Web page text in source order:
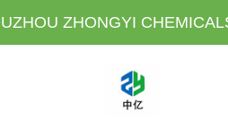
ZHONGYI